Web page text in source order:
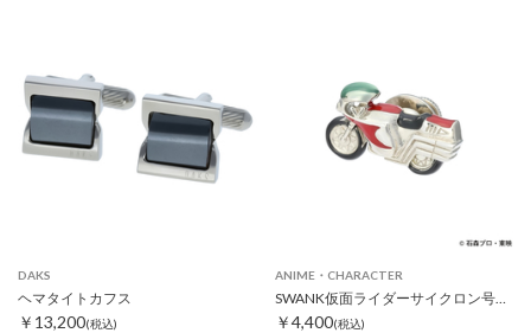
DAKS
ヘマタイトカフス
￥13,200(税込)
ANIME・CHARACTER
SWANK仮面ライダーサイクロン号ピンズ
￥4,400(税込)